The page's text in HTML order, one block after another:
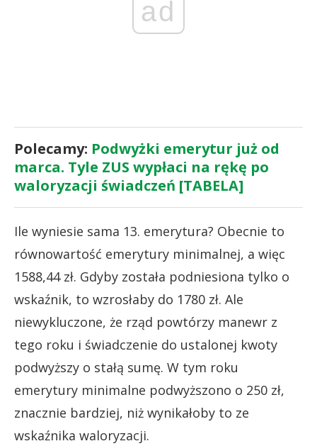
ad
Polecamy: Podwyżki emerytur już od
marca. Tyle ZUS wypłaci na rękę po
waloryzacji świadczeń [TABELA]
Ile wyniesie sama 13. emerytura? Obecnie to
równowartość emerytury minimalnej, a więc
1588,44 zł. Gdyby została podniesiona tylko o
wskaźnik, to wzrosłaby do 1780 zł. Ale
niewykluczone, że rząd powtórzy manewr z
tego roku i świadczenie do ustalonej kwoty
podwyższy o stałą sumę. W tym roku
emerytury minimalne podwyższono o 250 zł,
znacznie bardziej, niż wynikałoby to ze
wskaźnika waloryzacji.